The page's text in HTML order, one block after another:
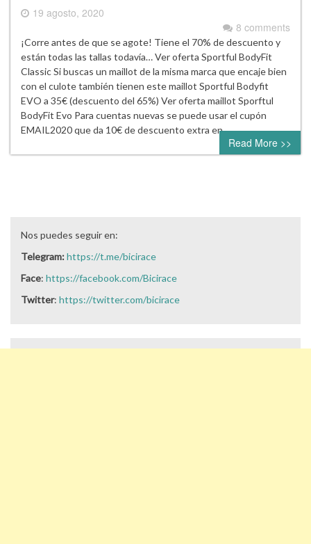
19 agosto, 2020
8 comments
¡Corre antes de que se agote! Tiene el 70% de descuento y
están todas las tallas todavía… Ver oferta Sportful BodyFit
Classic Si buscas un maillot de la misma marca que encaje bien
con el culote también tienen este maillot Sportful Bodyfit
EVO a 35€ (descuento del 65%) Ver oferta maillot Sporftul
BodyFit Evo Para cuentas nuevas se puede usar el cupón
EMAIL2020 que da 10€ de descuento extra en…
Read More >>
Nos puedes seguir en:
Telegram:https://t.me/bicirace
Face: https://facebook.com/Bicirace
Twitter: https://twitter.com/bicirace